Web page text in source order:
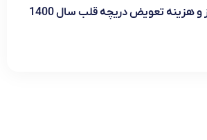
هزینه تعویض دریچه قلب سال 1400